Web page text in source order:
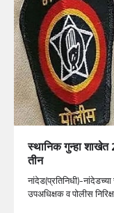
स्थानिक गुन्हा शाखेत
तीन
नांदेड(प्रतिनिधी)-
उपअधिक्षक व पोलीस